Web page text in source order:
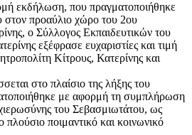
εκδήλωση, που πραγματοποιήθηκε
στον προαύλιο χώρο του 2ου
ο Σύλλογος Εκπαιδευτικών του
εξέφρασε ευχαριστίες και τιμή
Κίτρους, Κατερίνης και
στο πλαίσιο της λήξης του
με αφορμή τη συμπλήρωση
του Σεβασμιωτάτου, ως
πλούσιο ποιμαντικό και κοινωνικό